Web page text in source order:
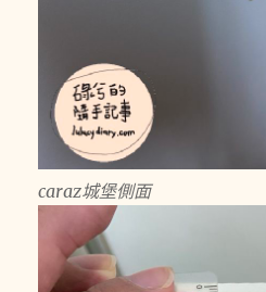
caraz城堡側面